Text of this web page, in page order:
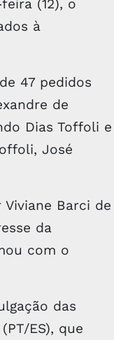
(12), o
à
47 pedidos
de
Dias Toffoli e
José
Barci de
da
com o
das
ES), que